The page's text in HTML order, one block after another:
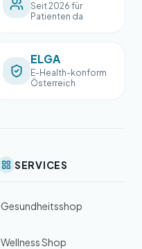
Seit 2026 für
Patienten da
ELGA
E-Health-konform
Österreich
SERVICES
Gesundheitsshop
Wellness Shop